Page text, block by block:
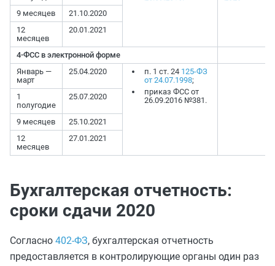
9 месяцев
21.10.2020
12
месяцев
20.01.2021
4-ФСС в электронной форме
Январь —
март
25.04.2020 п. 1 ст. 24 125-ФЗ
от 24.07.1998;
приказ ФСС от
26.09.2016 №381.
1
полугодие
25.07.2020
9 месяцев
25.10.2021
12
месяцев
27.01.2021
Бухгалтерская отчетность:
сроки сдачи 2020
Согласно 402-ФЗ, бухгалтерская отчетность
предоставляется в контролирующие органы один раз